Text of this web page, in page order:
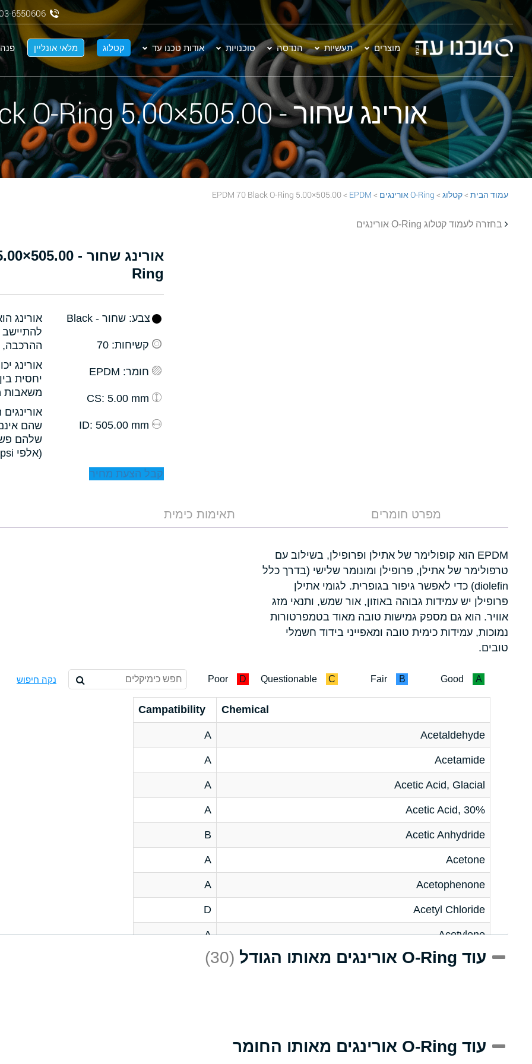
מוצרים תעשיות הנדסה סוכנויות אודות טכנו עד קטלוג מלאי אונליין פנה
03-6550606
אורינג שחור - 505.00×5.00 EPDM 70 Black O-Ring
עמוד הבית >קטלוג > O-Ring אורינגים >
EPDM
> 505.00×5.00 EPDM 70 Black O-Ring
בחזרה לעמוד קטלוג O-Ring אורינגים
Ring
אורינג
להתיישב
ההרכבה,
אורינג
יחסית
משאבות
שהם
שלהם
(אלפי psi).
צבע: שחור - Black
קשיחות: 70
חומר: EPDM
: 5.00 mm
: 505.00 mm
קבל הצעת מחיר
מפרט חומרים תאימות כימית
EPDM הוא קופולימר של אתילן ופרופילן, בשילוב עם
טרפולימר של אתילן, פרופילן ומונומר שלישי (בדרך כלל
diolefin) כדי לאפשר גיפור בגופרית. לגומי אתילן
פרופילן יש עמידות גבוהה באוזון, אור שמש, ותנאי מזג
אוויר. הוא גם מספק גמישות טובה מאוד בטמפרטורות
נמוכות, עמידות כימית טובה ומאפייני בידוד חשמלי
טובים.
A
Good
B
Fair
C
Questionable
D
Poor נקה חיפוש
Chemical
Campatibility
Acetaldehyde
A
Acetamide
A
Acetic Acid, Glacial
A
Acetic Acid, 30%
A
Acetic Anhydride
B
Acetone
A
Acetophenone
A
Acetyl Chloride
D
Acetylene
A
Acrlylonitrile
D
Aluminum Acetate (Aqueous)
עוד O-Ring אורינגים מאותו הגודל (30)
עוד O-Ring אורינגים מאותו החומר